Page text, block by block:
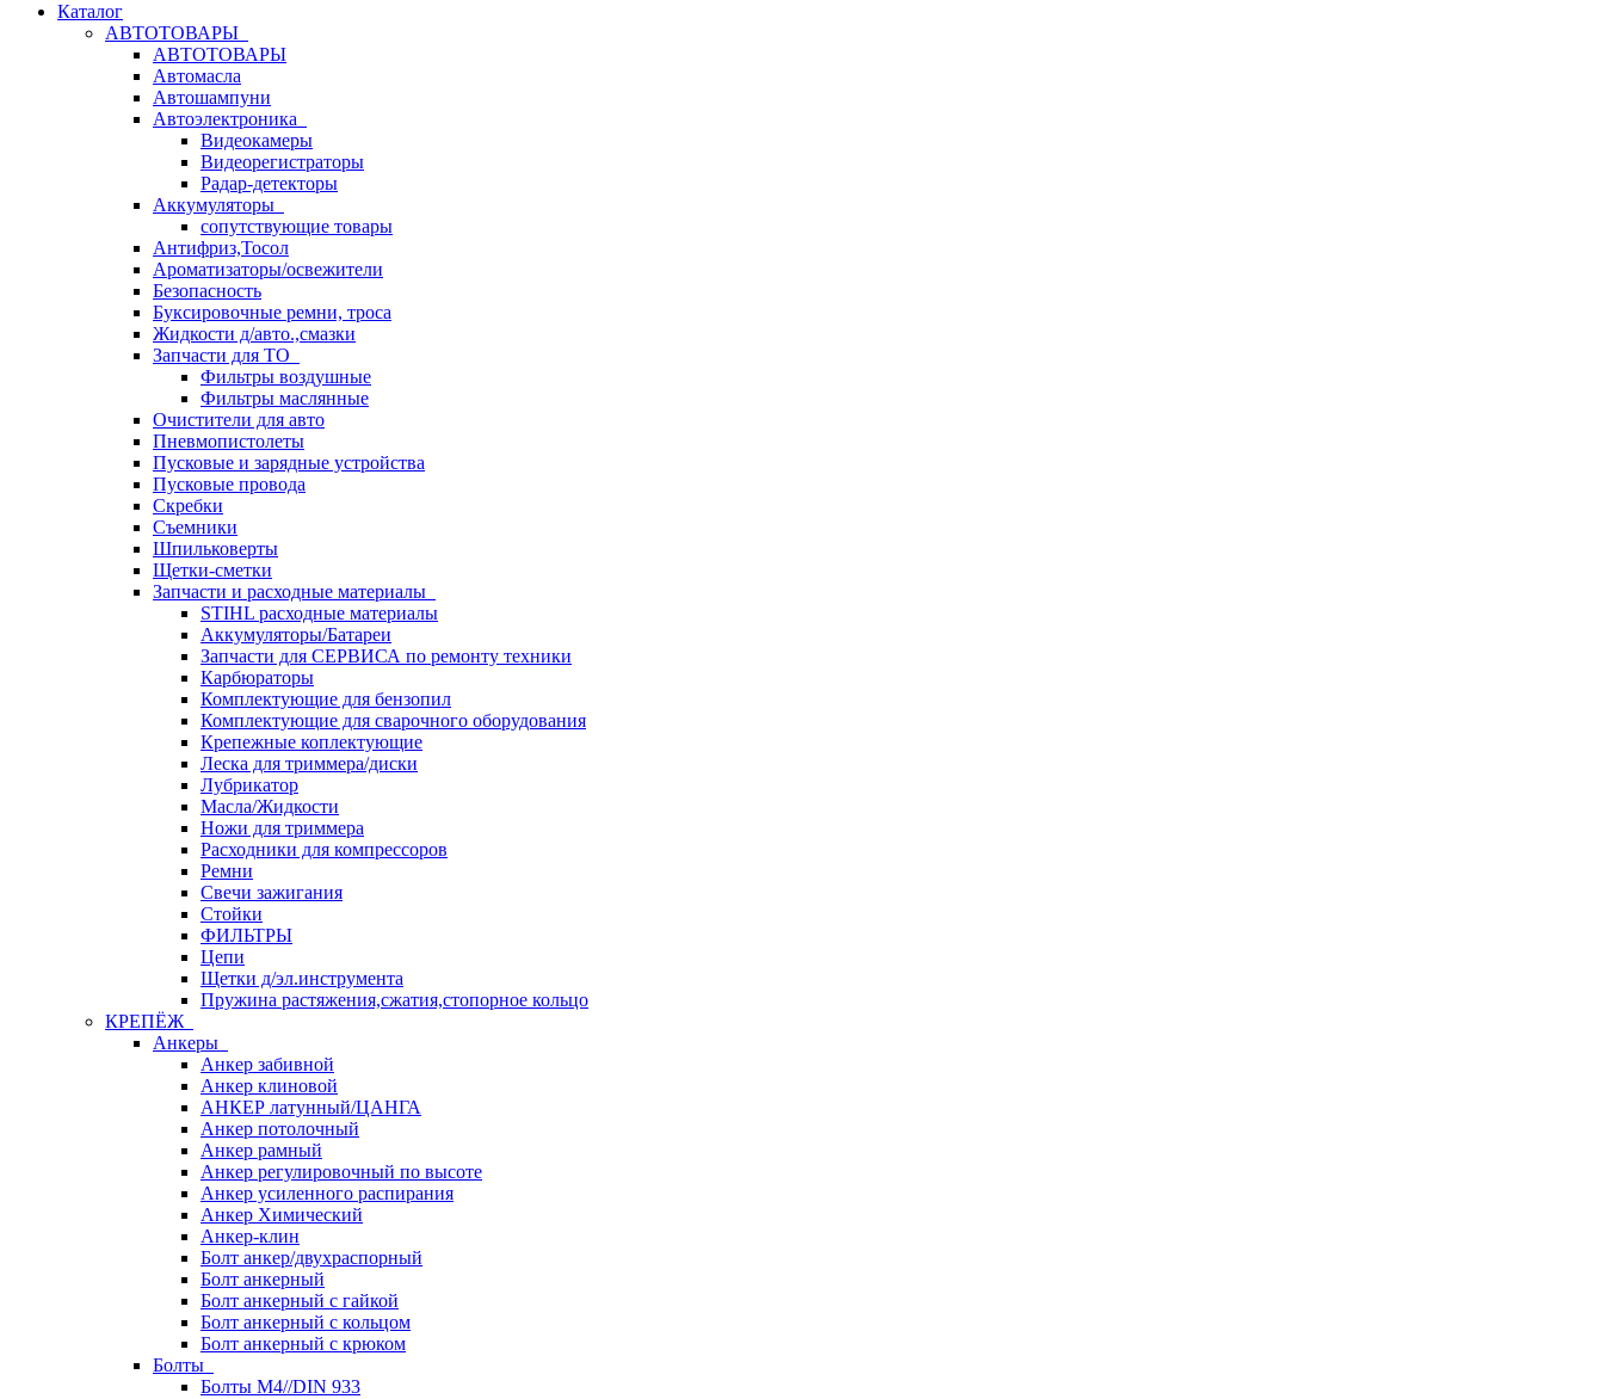
Каталог
АВТОТОВАРЫ
АВТОТОВАРЫ
Автомасла
Автошампуни
Автоэлектроника
Видеокамеры
Видеорегистраторы
Радар-детекторы
Аккумуляторы
сопутствующие товары
Антифриз,Тосол
Ароматизаторы/освежители
Безопасность
Буксировочные ремни, троса
Жидкости д/авто.,смазки
Запчасти для ТО
Фильтры воздушные
Фильтры маслянные
Очистители для авто
Пневмопистолеты
Пусковые и зарядные устройства
Пусковые провода
Скребки
Съемники
Шпильковерты
Щетки-сметки
Запчасти и расходные материалы
STIHL расходные материалы
Аккумуляторы/Батареи
Запчасти для СЕРВИСА по ремонту техники
Карбюраторы
Комплектующие для бензопил
Комплектующие для сварочного оборудования
Крепежные коплектующие
Леска для триммера/диски
Лубрикатор
Масла/Жидкости
Ножи для триммера
Расходники для компрессоров
Ремни
Свечи зажигания
Стойки
ФИЛЬТРЫ
Цепи
Щетки д/эл.инструмента
Пружина растяжения,сжатия,стопорное кольцо
КРЕПЁЖ
Анкеры
Анкер забивной
Анкер клиновой
АНКЕР латунный/ЦАНГА
Анкер потолочный
Анкер рамный
Анкер регулировочный по высоте
Анкер усиленного распирания
Анкер Химический
Анкер-клин
Болт анкер/двухраспорный
Болт анкерный
Болт анкерный с гайкой
Болт анкерный с кольцом
Болт анкерный с крюком
Болты
Болты М4//DIN 933